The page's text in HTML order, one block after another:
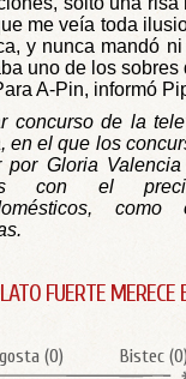
me veía toda
y nunca mandó
uno de los
A-Pin, informó
concurso de la
en el que los
por Gloria
con el
FUERTE MERECE
(0) Bistec (0